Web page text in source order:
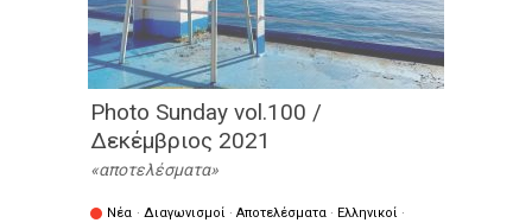
Photo Sunday vol.100 /
Δεκέμβριος 2021
αποτελέσματα
Νέα · Διαγωνισμοί · Αποτελέσματα · Ελληνικοί ·